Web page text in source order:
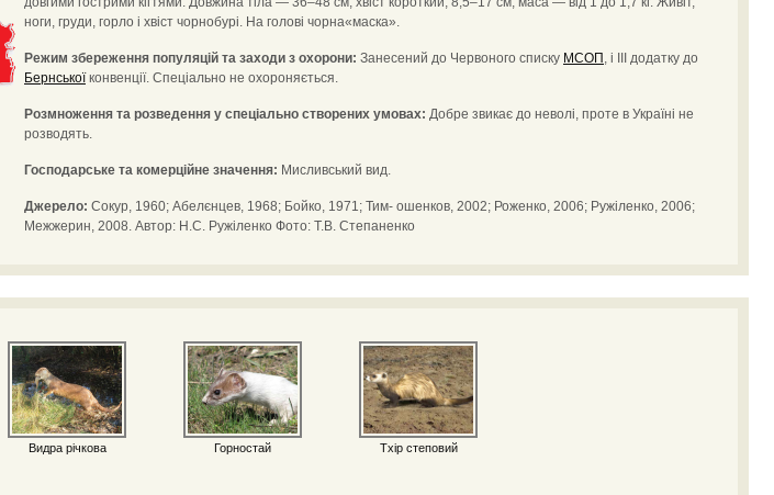
ноги, груди, горло і хвіст чорнобурі. На голові чорна«маска».
Режим збереження популяцій та заходи з охорони: Занесений до Червоного списку МСОП , і ІІІ додатку до
Бернськоїконвенції. Спеціально не охороняється.
Розмноження та розведення у спеціально створених умовах: Добре звикає до неволі, проте в Україні не
розводять.
Господарське та комерційне значення: Мисливський вид.
Джерело: Сокур, 1960; Абелєнцев, 1968; Бойко, 1971; Тим- ошенков, 2002; Роженко, 2006; Ружіленко, 2006;
Межжерин, 2008. Автор: Н.С. Ружіленко Фото: Т.В. Степаненко
Видра річкова Горностай Тхір степовий